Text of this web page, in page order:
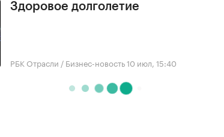
Здоровое долголетие
РБК Отрасли / Бизнес-новость10 июл, 15:40